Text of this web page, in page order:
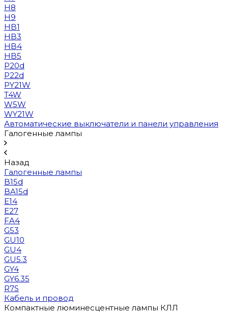
H8
H9
HB1
HB3
HB4
HB5
P20d
P22d
PY21W
T4W
W5W
WY21W
Автоматические выключатели и панели управления
Галогенные лампы
Назад
Галогенные лампы
B15d
BA15d
E14
E27
FA4
G53
GU10
GU4
GU5.3
GY4
GY6.35
R7S
Кабель и провод
Компактные люминесцентные лампы КЛЛ